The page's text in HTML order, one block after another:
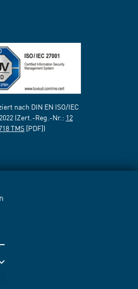
nach DIN EN ISO/IEC
(Zert.-Reg.-Nr.: 12
TMS [PDF])